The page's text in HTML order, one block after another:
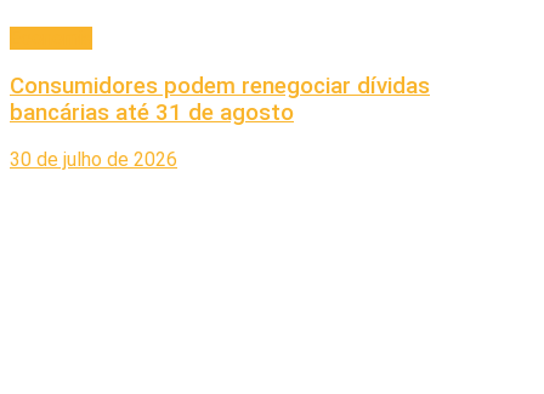
Consumidores podem renegociar dívidas
bancárias até 31 de agosto
30 de julho de 2026